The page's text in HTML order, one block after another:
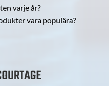
varje år?
vara populära?